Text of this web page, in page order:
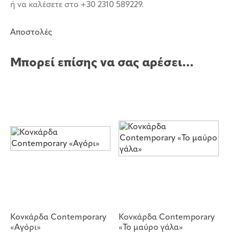
ή να καλέσετε στο +30 2310 589229.
Αποστολές
Μπορεί επίσης να σας αρέσει…
Κονκάρδα Contemporary
«Αγόρι»
Κονκάρδα Contemporary
«Το μαύρο γάλα»